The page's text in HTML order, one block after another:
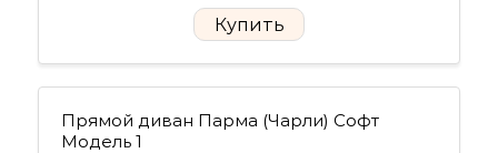
Купить
Прямой диван Парма (Чарли) Софт
Модель 1